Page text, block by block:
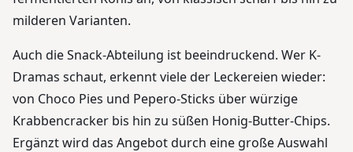
milderen Varianten.
Auch die Snack-Abteilung ist beeindruckend. Wer K-
Dramas schaut, erkennt viele der Leckereien wieder:
von Choco Pies und Pepero-Sticks über würzige
Krabbencracker bis hin zu süßen Honig-Butter-Chips.
Ergänzt wird das Angebot durch eine große Auswahl